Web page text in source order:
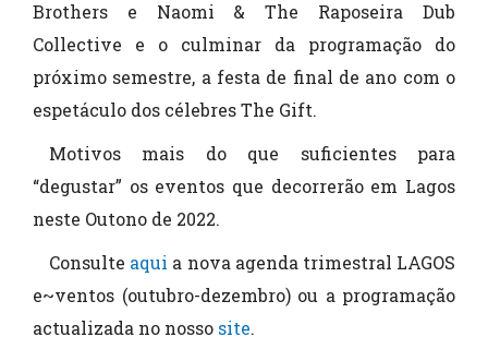
Brothers e Naomi & The Raposeira Dub
Collective e o culminar da programação do
próximo semestre, a festa de final de ano com o
espetáculo dos célebres The Gift.
Motivos mais do que suficientes para
“degustar” os eventos que decorrerão em Lagos
neste Outono de 2022.
Consulte aqui a nova agenda trimestral LAGOS
e~ventos (outubro-dezembro) ou a programação
actualizada no nosso site.